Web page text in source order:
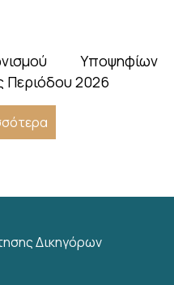
Υποψηφίων
Περιόδου 2026
Δικηγόρων